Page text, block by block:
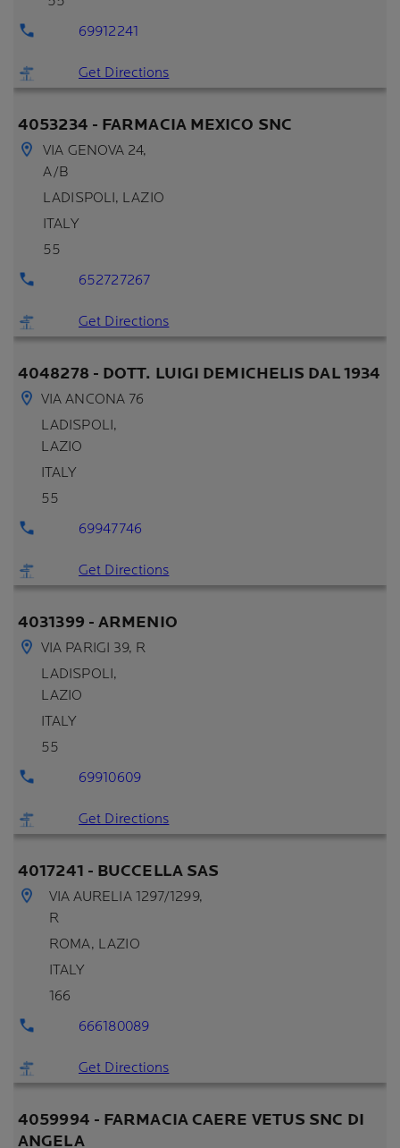
69912241
Get Directions
4053234 - FARMACIA MEXICO SNC
VIA GENOVA 24,
A/B
LADISPOLI, LAZIO
ITALY
55
652727267
Get Directions
4048278 - DOTT. LUIGI DEMICHELIS DAL 1934
VIA ANCONA 76
LADISPOLI,
LAZIO
ITALY
55
69947746
Get Directions
4031399 - ARMENIO
VIA PARIGI 39, R
LADISPOLI,
LAZIO
ITALY
55
69910609
Get Directions
4017241 - BUCCELLA SAS
VIA AURELIA 1297/1299,
R
ROMA, LAZIO
ITALY
166
666180089
Get Directions
4059994 - FARMACIA CAERE VETUS SNC DI
ANGELA